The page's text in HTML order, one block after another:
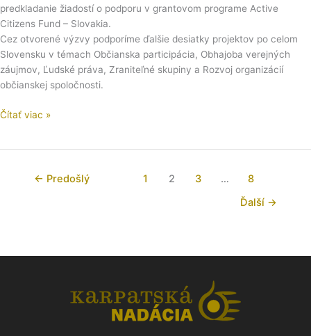
predkladanie žiadostí o podporu v grantovom programe Active
Citizens Fund – Slovakia.
Cez otvorené výzvy podporíme ďalšie desiatky projektov po celom
Slovensku v témach Občianska participácia, Obhajoba verejných
záujmov, Ľudské práva, Zraniteľné skupiny a Rozvoj organizácií
občianskej spoločnosti.
Čítať viac »
← Predošlý 1 2 3 …
8
Ďalší →